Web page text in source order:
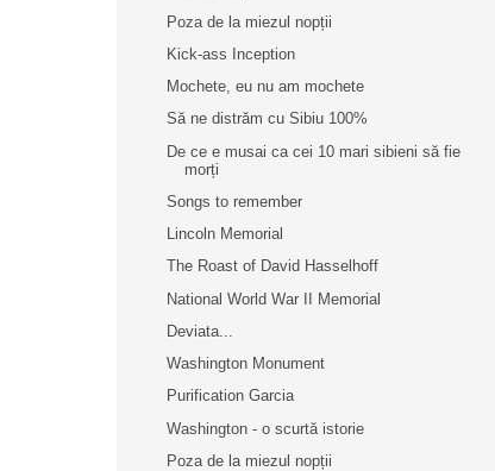
Poza de la miezul nopții
Kick-ass Inception
Mochete, eu nu am mochete
Să ne distrăm cu Sibiu 100%
De ce e musai ca cei 10 mari sibieni să fie
morți
Songs to remember
Lincoln Memorial
The Roast of David Hasselhoff
National World War II Memorial
Deviata...
Washington Monument
Purification Garcia
Washington - o scurtă istorie
Poza de la miezul nopții